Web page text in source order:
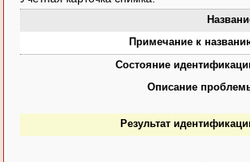
Примечание к
Состояние
Описание
Результат